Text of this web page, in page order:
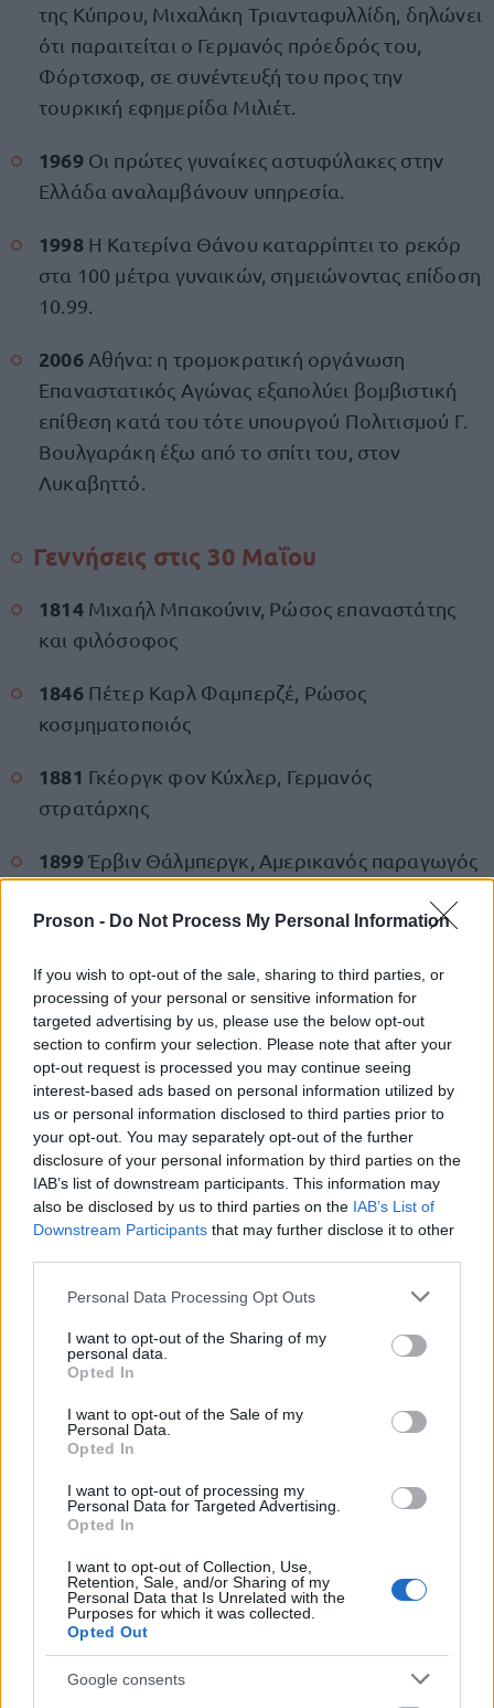
Proson - Do Not Process My Personal Information
If you wish to opt-out of the sale, sharing to third parties, or
processing of your personal or sensitive information for
targeted advertising by us, please use the below opt-out
section to confirm your selection. Please note that after your
opt-out request is processed you may continue seeing
interest-based ads based on personal information utilized by
us or personal information disclosed to third parties prior to
your opt-out. You may separately opt-out of the further
disclosure of your personal information by third parties on the
IAB’s list of downstream participants. This information may
also be disclosed by us to third parties on the IAB’s List of
Downstream Participants that may further disclose it to other
Please note that this website/app uses one or more Google
not limited to your visit or usage behaviour. You may click to
grant or deny consent to Google and its third-party tags to
use your data for below specified purposes in below Google
consent section.
Personal Data Processing Opt Outs
I want to opt-out of the Sharing of my
personal data.
Opted In
I want to opt-out of the Sale of my
Personal Data.
Opted In
I want to opt-out of processing my
Personal Data for Targeted Advertising.
Opted In
I want to opt-out of Collection, Use,
Retention, Sale, and/or Sharing of my
Personal Data that Is Unrelated with the
Purposes for which it was collected.
Opted Out
Google consents
της Κύπρου, Μιχαλάκη Τριανταφυλλίδη, δηλώνει
ότι παραιτείται ο Γερμανός πρόεδρός του,
Φόρτσχοφ, σε συνέντευξή του προς την
τουρκική εφημερίδα Μιλιέτ.
1969 Οι πρώτες γυναίκες αστυφύλακες στην
Ελλάδα αναλαμβάνουν υπηρεσία.
1998 Η Κατερίνα Θάνου καταρρίπτει το ρεκόρ
στα 100 μέτρα γυναικών, σημειώνοντας επίδοση
10.99.
2006 Αθήνα: η τρομοκρατική οργάνωση
Επαναστατικός Αγώνας εξαπολύει βομβιστική
επίθεση κατά του τότε υπουργού Πολιτισμού Γ.
Βουλγαράκη έξω από το σπίτι του, στον
Λυκαβηττό.
Γεννήσεις στις 30 Μαΐου
1814 Μιχαήλ Μπακούνιν, Ρώσος επαναστάτης
και φιλόσοφος
1846 Πέτερ Καρλ Φαμπερζέ, Ρώσος
κοσμηματοποιός
1881 Γκέοργκ φον Κύχλερ, Γερμανός
στρατάρχης
1899Έρβιν Θάλμπεργκ, Αμερικανός παραγωγός
1908Χανς Όλοφ Γκόστα Αλφβέν, Σουηδός
1951Ζντράβκο Τσόλιτς, Γιουγκοσλάβος
τραγουδιστής
1951 Φερνάντο Λούγο, Παραγουανός πολιτικός
1974Κώστας Χαλκιάς, Έλληνας ποδοσφαιριστής
1977Πυγμαλίων Δαδακαρίδης, Έλληνας
ηθοποιός
1980
Θάνατοι στις 30 Μαΐου
1434Πρόκοπ ο Φαλακρός, Ουσίτης στρατηγός
1574Κάρολος Θ', βασιλιάς της Γαλλίας
1593
Κρίστοφερ Μάρλοου, Άγγλος θεατρικός
συγγραφέας
1640Πέτερ Πάουλ Ρούμπενς, Φλαμανδός
ζωγράφος